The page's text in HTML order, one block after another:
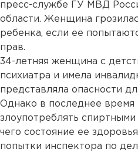
пресс-службе ГУ МВД
области. Женщина
ребенка, если ее
прав.
34-летняя женщина с
психиатра и имела
представляла опасности
Однако в последнее время
злоупотреблять спиртными
чего состояние ее
попытки инспектора по